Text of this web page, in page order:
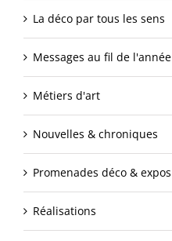
La déco par tous les sens
Messages au fil de l'année
Métiers d'art
Nouvelles & chroniques
Promenades déco & expos
Réalisations